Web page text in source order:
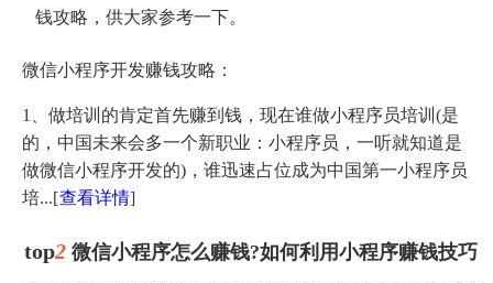
钱攻略，供大家参考一下。
微信小程序开发赚钱攻略：
1、做培训的肯定首先赚到钱，现在谁做小程序员培训(是
的，中国未来会多一个新职业：小程序员，一听就知道是
做微信小程序开发的)，谁迅速占位成为中国第一小程序员
培...[查看详情]
top2 微信小程序怎么赚钱?如何利用小程序赚钱技巧